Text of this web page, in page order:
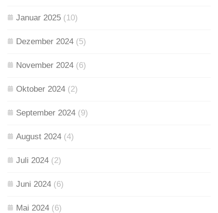
Januar 2025 (10)
Dezember 2024 (5)
November 2024 (6)
Oktober 2024 (2)
September 2024 (9)
August 2024 (4)
Juli 2024 (2)
Juni 2024 (6)
Mai 2024 (6)